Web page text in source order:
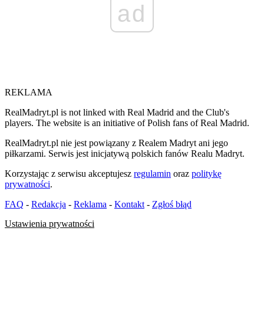
ad
REKLAMA
RealMadryt.pl is not linked with Real Madrid and the Club's
players. The website is an initiative of Polish fans of Real Madrid.
RealMadryt.pl nie jest powiązany z Realem Madryt ani jego
piłkarzami. Serwis jest inicjatywą polskich fanów Realu Madryt.
Korzystając z serwisu akceptujesz regulamin oraz politykę
prywatności.
FAQ - Redakcja - Reklama - Kontakt - Zgłoś błąd
Ustawienia prywatności